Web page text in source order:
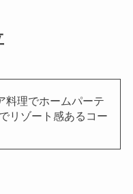
料理でホームパーテ
リゾート感あるコー